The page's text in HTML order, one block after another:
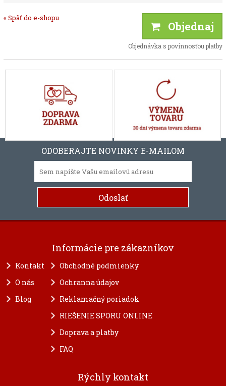
« Späť do e-shopu
Objednaj
Objednávka s povinnosťou platby
ODOBERAJTE NOVINKY E-MAILOM
Informácie pre zákazníkov
Kontakt
O nás
Blog
Obchodné podmienky
Ochranna údajov
Reklamačný poriadok
RIEŠENIE SPORU ONLINE
Doprava a platby
FAQ
Rýchly kontakt